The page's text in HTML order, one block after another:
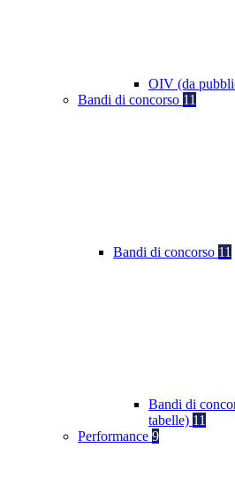
OIV (da
Bandi di concorso 11
Bandi di concorso 11
Bandi di
tabelle) 11
Performance 9